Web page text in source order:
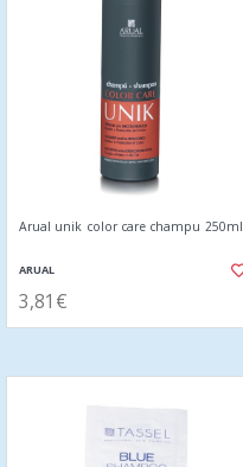
Arual unik color care champu 250ml
ARUAL
3,81€